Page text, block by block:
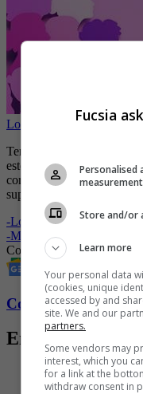
Los alimentos clave que
Tenga en cuenta que como
esterilizada ni
corta que la de la leche
supermercado.
-Los increíbles beneficios
-Murió ‘Mamá Coco’, la
Coco
Leche vegetalesPaso a
Conozca más de
Entradas
Fucsia
Personalised
Store and/or
Learn more
Your personal data
(cookies, unique
accessed by and
site. We and our
partners.
Some vendors may
interest, which you
for a link at the
withdraw consent in